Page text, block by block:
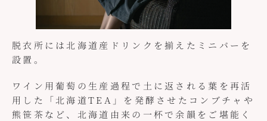
脱衣所には北海道産ドリンクを揃えたミニバーを
設置。
ワイン用葡萄の生産過程で土に返される葉を再活
用した「北海道TEA」を発酵させたコンブチャや
熊笹茶など、北海道由来の一杯で余韻をご堪能く